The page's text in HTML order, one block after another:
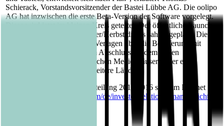
Schierack, Vorstandsvorsitzender der Bastei Lübbe AG. Die oolipo
AG hat inzwischen die erste Beta-Version der Software vorgelegt.
Diese wird jetzt im kleinen Kreis getestet. Der öffentliche Launch
von oolipo ist für den Sommer/Herbst dieses Jahres geplant. Die
Verhandlungen mit anderen Verlagen über die Belieferung mit
Inhalten stehen kurz vor dem Abschluss. Zudem laufen
Verhandlungen mit ausländischen Medienhäusern über eine
Erweiterung von oolipo in weitere Länder.
Die vollständige Quartalsmitteilung 2015/2016 steht im Internet
https://www.luebbe.com/de/investor-relations/finanzberichte